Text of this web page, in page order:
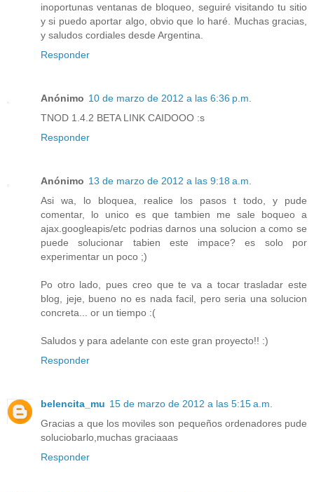
inoportunas ventanas de bloqueo, seguiré visitando tu sitio
y si puedo aportar algo, obvio que lo haré. Muchas gracias,
y saludos cordiales desde Argentina.
Responder
Anónimo 10 de marzo de 2012 a las 6:36 p.m.
TNOD 1.4.2 BETA LINK CAIDOOO :s
Responder
Anónimo 13 de marzo de 2012 a las 9:18 a.m.
Asi wa, lo bloquea, realice los pasos t todo, y pude
comentar, lo unico es que tambien me sale boqueo a
ajax.googleapis/etc podrias darnos una solucion a como se
puede solucionar tabien este impace? es solo por
experimentar un poco ;)
Po otro lado, pues creo que te va a tocar trasladar este
blog, jeje, bueno no es nada facil, pero seria una solucion
concreta... or un tiempo :(
Saludos y para adelante con este gran proyecto!! :)
Responder
belencita_mu 15 de marzo de 2012 a las 5:15 a.m.
Gracias a que los moviles son pequeños ordenadores pude
soluciobarlo,muchas graciaaas
Responder